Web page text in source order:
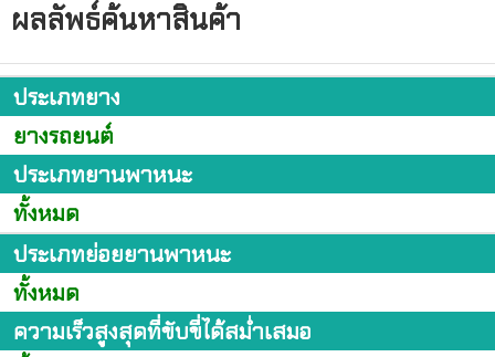
ผลลัพธ์ค้นหาสินค้า
ประเภทยาง
ยางรถยนต์
ประเภทยานพาหนะ
ทั้งหมด
ประเภทย่อยยานพาหนะ
ทั้งหมด
ความเร็วสูงสุดที่ขับขี่ได้สม่ำเสมอ